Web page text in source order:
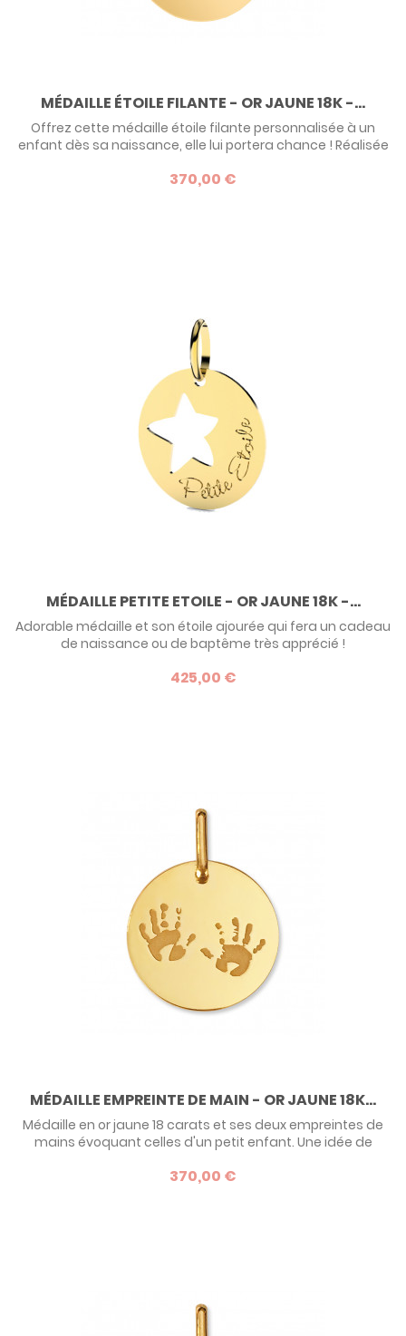
MÉDAILLE ÉTOILE FILANTE - OR JAUNE 18K -...
Offrez cette médaille étoile filante personnalisée à un
enfant dès sa naissance, elle lui portera chance ! Réalisée
médaille allie la tradition à la modernité. Personnalisable
370,00 €
MÉDAILLE PETITE ETOILE - OR JAUNE 18K -...
Adorable médaille et son étoile ajourée qui fera un cadeau
de naissance ou de baptême très apprécié !
425,00 €
MÉDAILLE EMPREINTE DE MAIN - OR JAUNE 18K...
Médaille en or jaune 18 carats et ses deux empreintes de
mains évoquant celles d'un petit enfant. Une idée de
baptême.
370,00 €